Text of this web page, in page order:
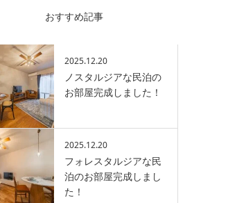
おすすめ記事
2025.12.20
ノスタルジアな民泊の
お部屋完成しました！
2025.12.20
フォレスタルジアな民
泊のお部屋完成しまし
た！